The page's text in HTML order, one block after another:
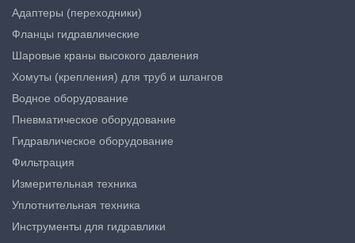
Адаптеры (переходники)
Фланцы гидравлические
Шаровые краны высокого давления
Хомуты (крепления) для труб и шлангов
Водное оборудование
Пневматическое оборудование
Гидравлическое оборудование
Фильтрация
Измерительная техника
Уплотнительная техника
Инструменты для гидравлики